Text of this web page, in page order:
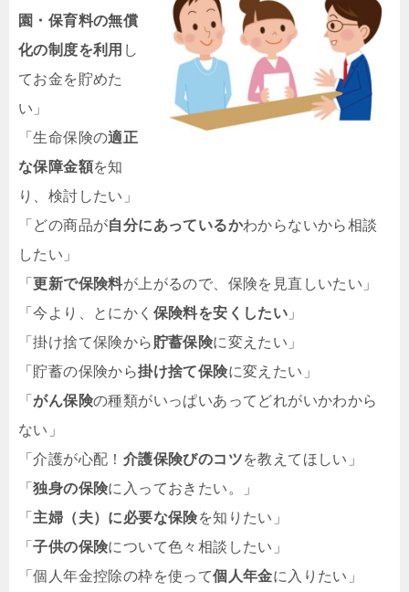
園・保育料の無償
化の制度を利用 し
てお金を貯めた
い」
「生命保険の適正
な保障金額を知
り、検討したい」
「どの商品が自分にあっているかわからないから相談
したい」
「更新で保険料が上がるので、保険を見直しいたい」
「今より、とにかく 保険料を安くしたい 」
「掛け捨て保険から 貯蓄保険に変えたい」
「貯蓄の保険から掛け捨て保険に変えたい」
「 がん保険の種類がいっぱいあってどれがいかわから
ない」
「介護が心配！ 介護保険びのコツを教えてほしい」
「独身の保険に入っておきたい。」
「 主婦（夫）に必要な保険を知りたい」
「子供の保険について色々相談したい」
「個人年金控除の枠を使って個人年金に入りたい」